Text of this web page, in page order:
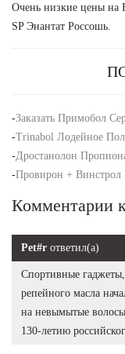
Очень низкие цены на
SP Энантат Россошь.
-Заказать Примобол
-Trinabol Лодейное
-Дростанолон
-Провирон + Винстрол
Комментарии
Pet#r ответил(а)
Спортивные
репейного масла
на невымытые
130-летию